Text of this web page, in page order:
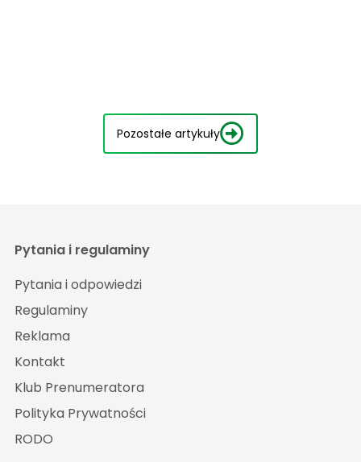
Pozostałe artykuły
Pytania i regulaminy
Pytania i odpowiedzi
Regulaminy
Reklama
Kontakt
Klub Prenumeratora
Polityka Prywatności
RODO